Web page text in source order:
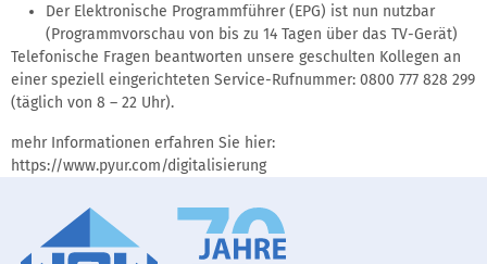
Der Elektronische Programmführer (EPG) ist nun nutzbar
(Programmvorschau von bis zu 14 Tagen über das TV-Gerät)
Telefonische Fragen beantworten unsere geschulten Kollegen an
einer speziell eingerichteten Service-Rufnummer: 0800 777 828 299
(täglich von 8 – 22 Uhr).
mehr Informationen erfahren Sie hier:
https://www.pyur.com/digitalisierung